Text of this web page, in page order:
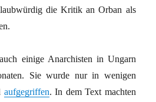
die Kritik an Orban als
auch einige Anarchisten in Ungarn
Sie wurde nur in wenigen
aufgegriffen. In dem Text machten